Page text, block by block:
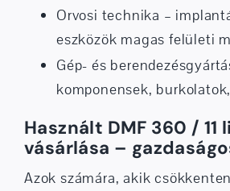
Orvosi technika –
eszközök magas felületi
Gép- és
komponensek,
Használt DMF 360 / 11
vásárlása –
Azok számára, akik